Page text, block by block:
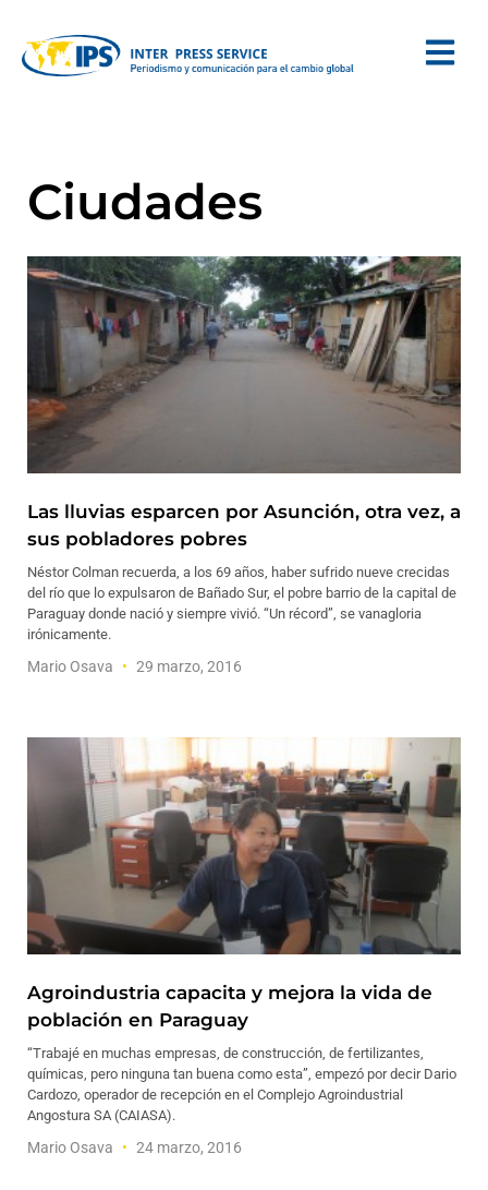
Ciudades
Las lluvias esparcen por Asunción, otra vez, a
sus pobladores pobres
Néstor Colman recuerda, a los 69 años, haber sufrido nueve crecidas
del río que lo expulsaron de Bañado Sur, el pobre barrio de la capital de
Paraguay donde nació y siempre vivió. “Un récord”, se vanagloria
irónicamente.
Mario Osava 29 marzo, 2016
Agroindustria capacita y mejora la vida de
población en Paraguay
“Trabajé en muchas empresas, de construcción, de fertilizantes,
químicas, pero ninguna tan buena como esta”, empezó por decir Dario
Cardozo, operador de recepción en el Complejo Agroindustrial
Angostura SA (CAIASA).
Mario Osava 24 marzo, 2016